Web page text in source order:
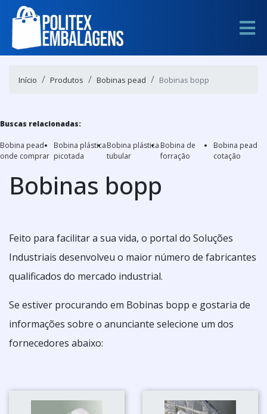
Início Produtos Bobinas pead Bobinas bopp
Buscas relacionadas:
Bobina pead
onde comprar
Bobina plástica
picotada
Bobina plástica
tubular
Bobina de
forração
Bobina pead
cotação
Bobinas bopp
Feito para facilitar a sua vida, o portal do Soluções
Industriais desenvolveu o maior número de fabricantes
qualificados do mercado industrial.
Se estiver procurando em Bobinas bopp e gostaria de
informações sobre o anunciante selecione um dos
fornecedores abaixo: